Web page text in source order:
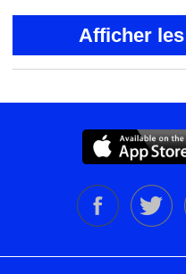
Afficher